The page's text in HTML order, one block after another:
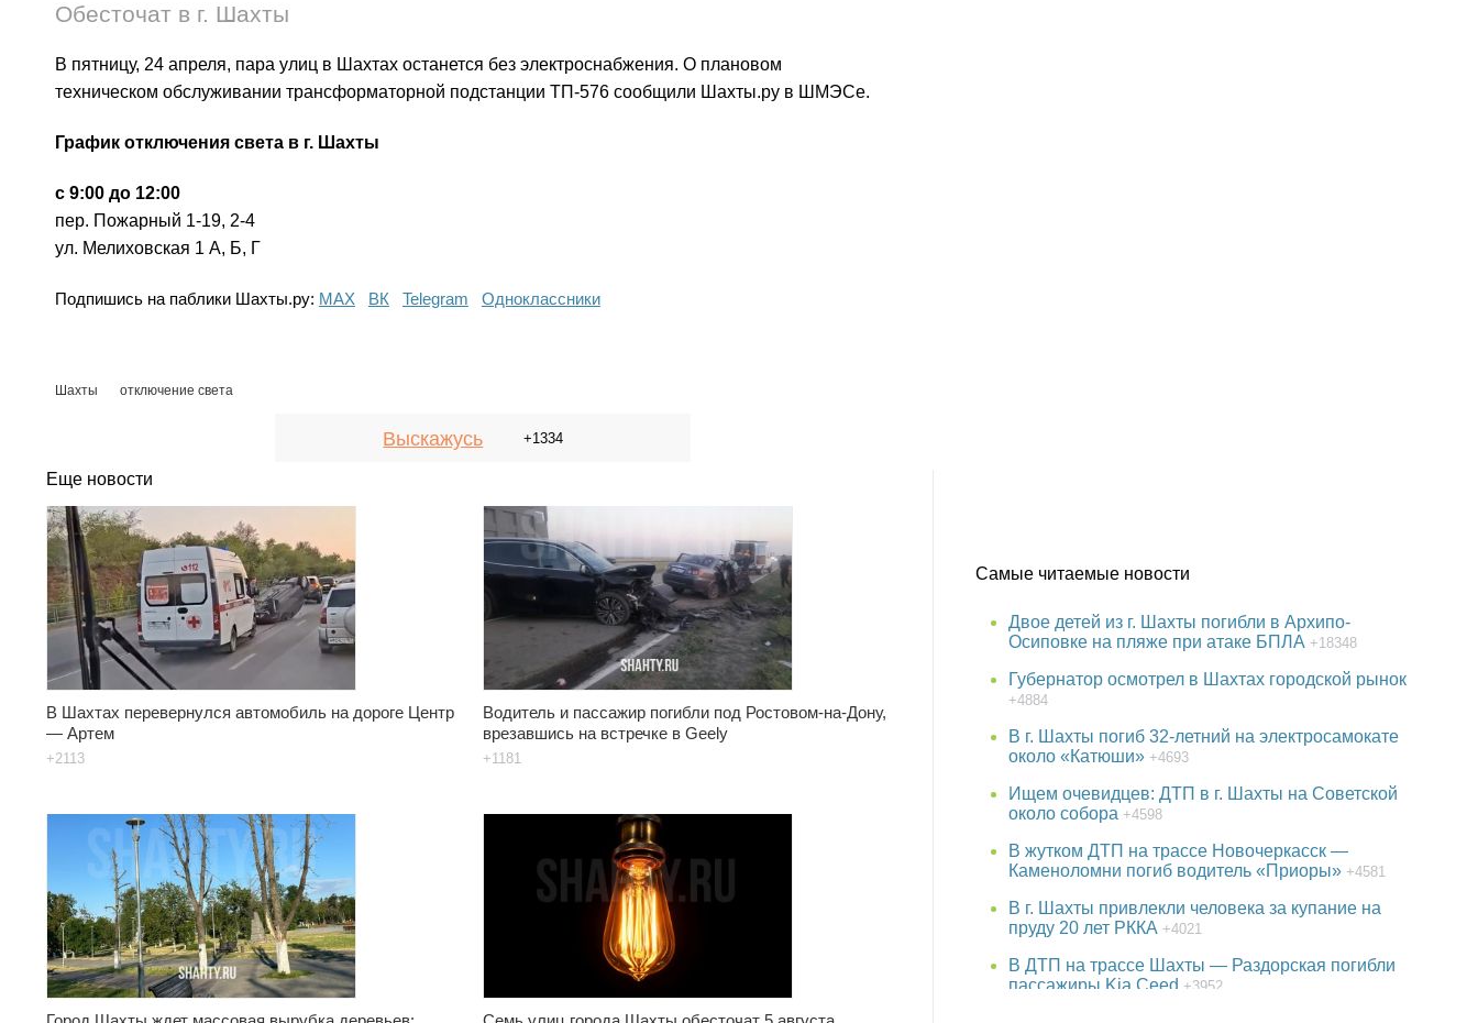
Обесточат в г. Шахты
В пятницу, 24 апреля, пара улиц в Шахтах останется без электроснабжения. О плановом
техническом обслуживании трансформаторной подстанции ТП-576 сообщили Шахты.ру в ШМЭСе.
График отключения света в г. Шахты
с 9:00 до 12:00
пер. Пожарный 1-19, 2-4
ул. Мелиховская 1 А, Б, Г
Подпишись на паблики Шахты.ру: МАХ ВК Telegram Одноклассники
Шахты отключение света
Выскажусь +1334
Еще новости
В Шахтах перевернулся автомобиль на дороге Центр
— Артем
+2113
Водитель и пассажир погибли под Ростовом-на-Дону,
врезавшись на встречке в Geely
+1181
Самые читаемые новости
Двое детей из г. Шахты погибли в Архипо-
Осиповке на пляже при атаке БПЛА +18348
Губернатор осмотрел в Шахтах городской рынок
+4884
В г. Шахты погиб 32-летний на электросамокате
около «Катюши» +4693
Ищем очевидцев: ДТП в г. Шахты на Советской
около собора +4598
В жутком ДТП на трассе Новочеркасск —
Каменоломни погиб водитель «Приоры» +4581
В г. Шахты привлекли человека за купание на
пруду 20 лет РККА +4021
В ДТП на трассе Шахты — Раздорская погибли
пассажиры Kia Ceed +3952